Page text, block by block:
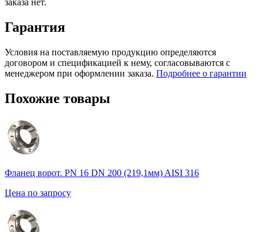
заказа нет.
Гарантия
Условия на поставляемую продукцию определяются
договором и спецификацией к нему, согласовываются с
менеджером при оформлении заказа. Подробнее о гарантии
Похожие товары
Фланец ворот. PN 16 DN 200 (219,1мм) AISI 316
Цена по запросу